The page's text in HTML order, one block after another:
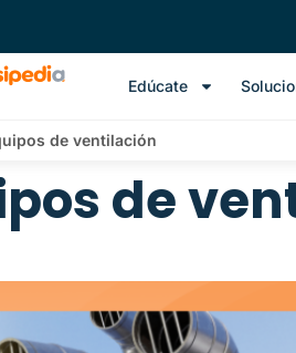
Edúcate
de ventilación
de